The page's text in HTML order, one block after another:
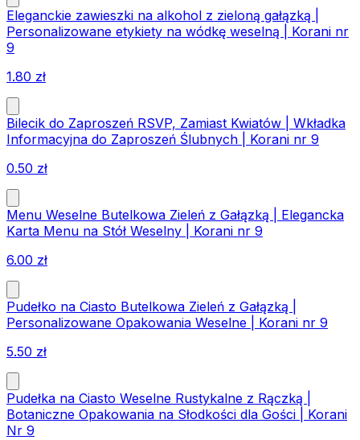
Eleganckie zawieszki na alkohol z zieloną gałązką |
Personalizowane etykiety na wódkę weselną | Korani nr
9
1.80 zł
Bilecik do Zaproszeń RSVP, Zamiast Kwiatów | Wkładka
Informacyjna do Zaproszeń Ślubnych | Korani nr 9
0.50 zł
Menu Weselne Butelkowa Zieleń z Gałązką | Elegancka
Karta Menu na Stół Weselny | Korani nr 9
6.00 zł
Pudełko na Ciasto Butelkowa Zieleń z Gałązką |
Personalizowane Opakowania Weselne | Korani nr 9
5.50 zł
Pudełka na Ciasto Weselne Rustykalne z Rączką |
Botaniczne Opakowania na Słodkości dla Gości | Korani
Nr 9